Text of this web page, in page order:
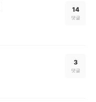
14
댓글
3
댓글